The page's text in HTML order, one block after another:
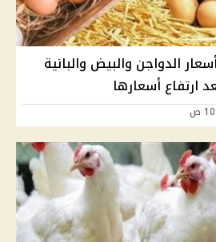
الدواجن والبيض والبانية